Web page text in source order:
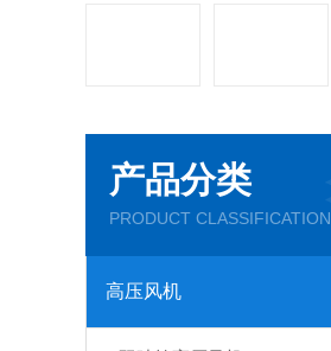
产品分类
PRODUCT CLASSIFICATION
高压风机